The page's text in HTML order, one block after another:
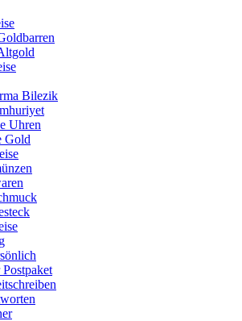
Bilezik
Uhren
Gold